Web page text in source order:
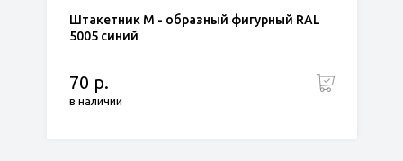
Штакетник М - образный фигурный RAL
5005 синий
70 р.
в наличии